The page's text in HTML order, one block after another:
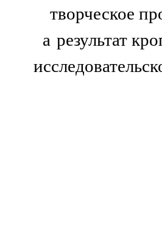
творческое
а результат